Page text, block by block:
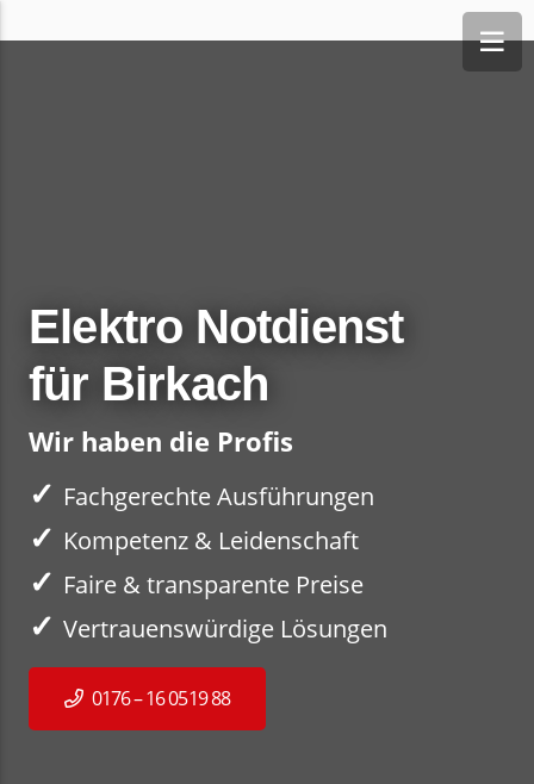
Elektro Notdienst
für Birkach
Wir haben die Profis
✓ Fachgerechte Ausführungen
✓ Kompetenz & Leidenschaft
✓ Faire & transparente Preise
✓ Vertrauenswürdige Lösungen
0176 – 16 0519 88